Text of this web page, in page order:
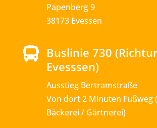
Papenberg 9
38173 Evessen
 Buslinie 730
Evesssen)
Ausstieg Bertramstraße
Von dort 2 Minuten Fußweg
Bäckerei / Gärtnerei)